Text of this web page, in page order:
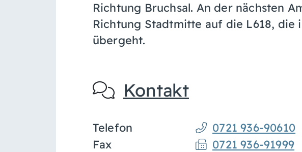
Richtung Bruchsal. An der nächsten
Richtung Stadtmitte auf die L618,
übergeht.
Kontakt
Telefon
0721 936-90610
Fax
0721 936-91999